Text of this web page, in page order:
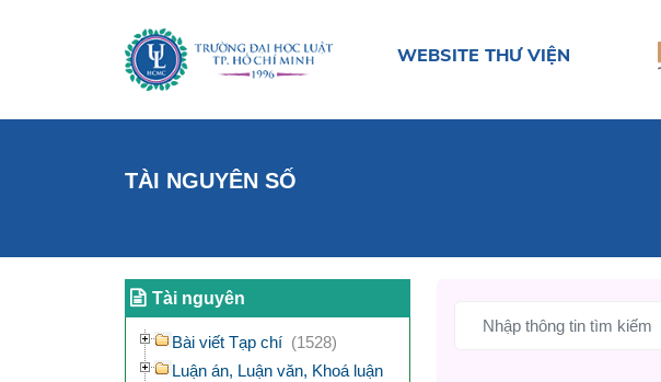
WEBSITE THƯ VIỆN
TÀI NGUYÊN SỐ
Tài nguyên
Bài viết Tạp chí (1528)
Luận án, Luận văn, Khoá luận